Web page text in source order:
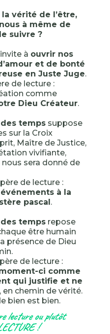
vérité de l’être,
à même de
suivre ?
à ouvrir nos
et de bonté
en Juste Juge.
de lecture :
comme
Dieu Créateur.
tempssuppose
sur la Croix
Maître de Justice,
vivifiante,
sera donné de
de lecture :
à la
pascal.
tempsrepose
être humain
présence de Dieu
de lecture :
ci comme
qui justifie et ne
en chemin de vérité.
bien est bien.
lecture ou plutôt
!